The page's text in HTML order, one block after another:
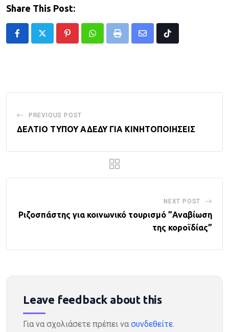
Share This Post:
PinterestWhatsappPrint
Share
Tiktok
PREVIOUS POST
ΔΕΛΤΙΟ ΤΥΠΟΥ ΑΔΕΔΥ ΓΙΑ ΚΙΝΗΤΟΠΟΙΗΣΕΙΣ
NEXT POST
Ριζοσπάστης για κοινωνικό τουρισμό ”Αναβίωση
της κοροϊδίας”
Leave feedback about this
Για να σχολιάσετε πρέπει να συνδεθείτε.